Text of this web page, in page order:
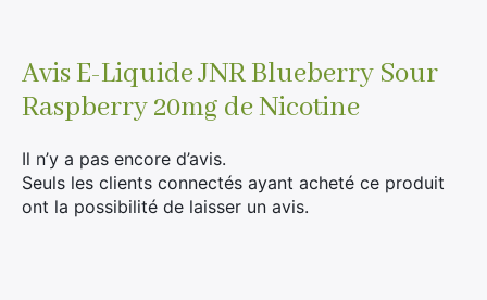
AvisE-Liquide JNR Blueberry Sour
Raspberry 20mg de Nicotine
Il n’y a pas encore d’avis.
Seuls les clients connectés ayant acheté ce produit
ont la possibilité de laisser un avis.